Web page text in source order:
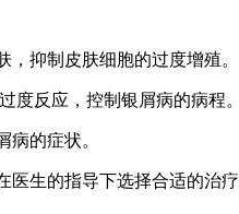
抑制皮肤细胞的过度增殖。
度反应，控制银屑病的病程。
的症状。
生的指导下选择合适的治疗